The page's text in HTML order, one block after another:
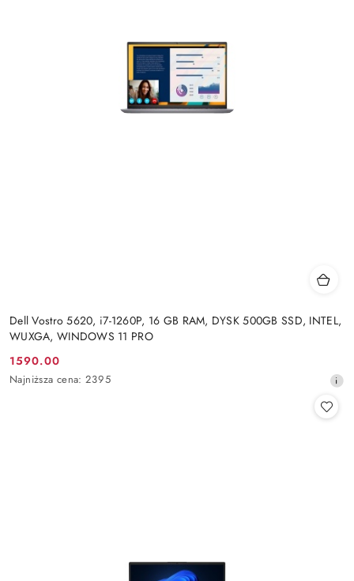
Dell Vostro 5620, i7-1260P, 16 GB RAM, DYSK 500GB SSD, INTEL,
WUXGA, WINDOWS 11 PRO
Cena
promocyjna:
1590.00
Najniższa
Najniższa cena: 2395